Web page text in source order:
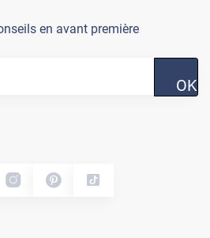
en avant première
OK